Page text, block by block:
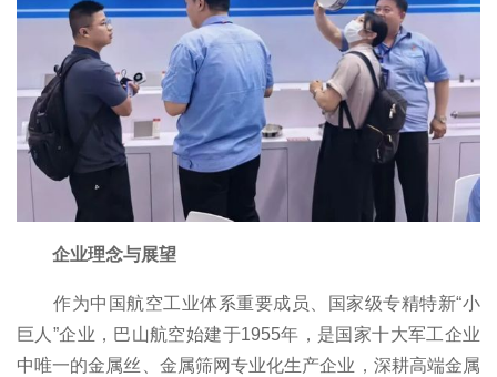
企业理念与展望
作为中国航空工业体系重要成员、国家级专精特新“小
巨人”企业，巴山航空始建于1955年，是国家十大军工企业
中唯一的金属丝、金属筛网专业化生产企业，深耕高端金属